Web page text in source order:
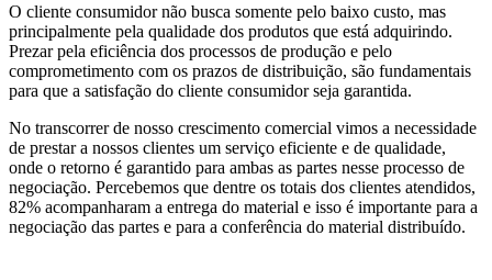
O cliente consumidor não busca somente pelo baixo custo, mas
principalmente pela qualidade dos produtos que está adquirindo.
Prezar pela eficiência dos processos de produção e pelo
comprometimento com os prazos de distribuição, são fundamentais
para que a satisfação do cliente consumidor seja garantida.
No transcorrer de nosso crescimento comercial vimos a necessidade
de prestar a nossos clientes um serviço eficiente e de qualidade,
onde o retorno é garantido para ambas as partes nesse processo de
negociação. Percebemos que dentre os totais dos clientes atendidos,
82% acompanharam a entrega do material e isso é importante para a
negociação das partes e para a conferência do material distribuído.